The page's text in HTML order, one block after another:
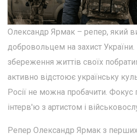
Олександр Ярмак – репер, який
добровольцем на захист України.
збереження життів своїх
активно відстоює українську
Росії не можна пробачити. Фокус
інтерв'ю з артистом і
Репер Олександр Ярмак з